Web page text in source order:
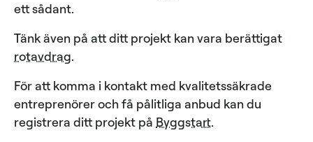
ett sådant.
Tänk även på att ditt projekt kan vara berättigat
rotavdrag.
För att komma i kontakt med kvalitetssäkrade
entreprenörer och få pålitliga anbud kan du
registrera ditt projekt på Byggstart.